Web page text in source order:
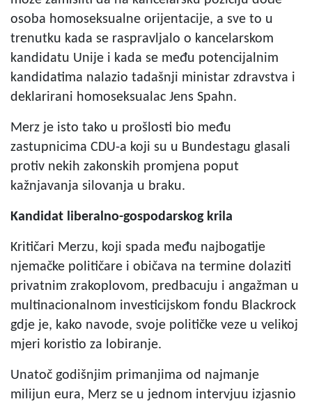
osoba homoseksualne orijentacije, a sve to u
trenutku kada se raspravljalo o kancelarskom
kandidatu Unije i kada se među potencijalnim
kandidatima nalazio tadašnji ministar zdravstva i
deklarirani homoseksualac Jens Spahn.
Merz je isto tako u prošlosti bio među
zastupnicima CDU-a koji su u Bundestagu glasali
protiv nekih zakonskih promjena poput
kažnjavanja silovanja u braku.
Kandidat liberalno-gospodarskog krila
Kritičari Merzu, koji spada među najbogatije
njemačke političare i običava na termine dolaziti
privatnim zrakoplovom, predbacuju i angažman u
multinacionalnom investicijskom fondu Blackrock
gdje je, kako navode, svoje političke veze u velikoj
mjeri koristio za lobiranje.
Unatoč godišnjim primanjima od najmanje
milijun eura, Merz se u jednom intervjuu izjasnio